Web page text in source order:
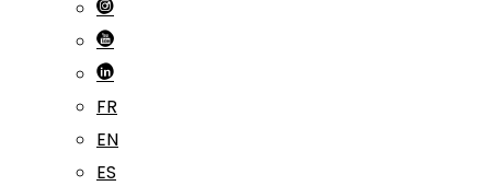
FR
EN
ES